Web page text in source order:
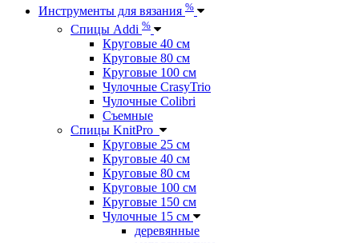
Инструменты для вязания %
Спицы Addi %
Круговые 40 см
Круговые 80 см
Круговые 100 см
Чулочные CrasyTrio
Чулочные Colibri
Съемные
Спицы KnitPro
Круговые 25 см
Круговые 40 см
Круговые 80 см
Круговые 100 см
Круговые 150 см
Чулочные 15 см
деревянные